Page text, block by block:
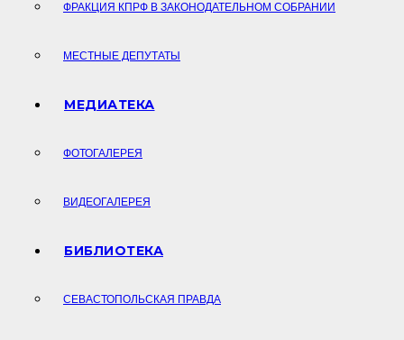
ФРАКЦИЯ КПРФ В ЗАКОНОДАТЕЛЬНОМ СОБРАНИИ
МЕСТНЫЕ ДЕПУТАТЫ
МЕДИАТЕКА
ФОТОГАЛЕРЕЯ
ВИДЕОГАЛЕРЕЯ
БИБЛИОТЕКА
СЕВАСТОПОЛЬСКАЯ ПРАВДА